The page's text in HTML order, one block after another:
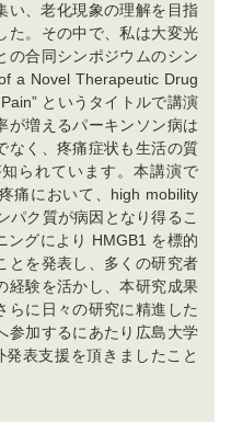
い、老化現象の理解を目指
た。その中で、私は大変光
の合同シンポジウムのシン
a Novel Therapeutic Drug
というタイトルで講演
が増えるパーキンソン病は
なく、疼痛症状も生活の質
られています。本講演で
痛において、high mobility
パク質が病因となり得るこ
ングにより HMGB1 を標的
とを発表し、多くの研究者
経験を活かし、本研究成果
らに日々の研究に精進した
参加するにあたり広島大学
表支援を頂きましたこと